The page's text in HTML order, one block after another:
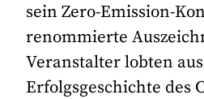
sein Zero-Emission-
renommierte
Veranstalter lobten
Erfolgsgeschichte des